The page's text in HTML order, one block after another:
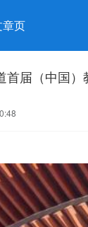
页
首届（中国